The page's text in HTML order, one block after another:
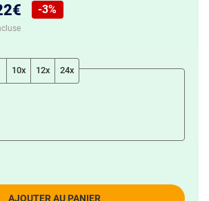
prix :
:
-3%
10x 12x 24x
AJOUTER AU PANIER